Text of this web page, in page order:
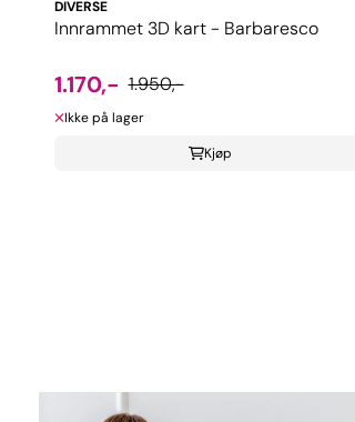
DIVERSE
Innrammet 3D kart - Barbaresco
1.170,- 1.950,-
Ikke på lager
Kjøp